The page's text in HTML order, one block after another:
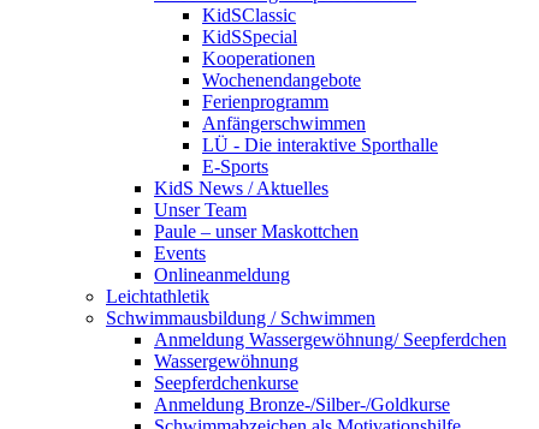
KidSClassic
KidSSpecial
Kooperationen
Wochenendangebote
Ferienprogramm
Anfängerschwimmen
LÜ - Die interaktive Sporthalle
E-Sports
KidS News / Aktuelles
Unser Team
Paule – unser Maskottchen
Events
Onlineanmeldung
Leichtathletik
Schwimmausbildung / Schwimmen
Anmeldung Wassergewöhnung/ Seepferdchen
Wassergewöhnung
Seepferdchenkurse
Anmeldung Bronze-/Silber-/Goldkurse